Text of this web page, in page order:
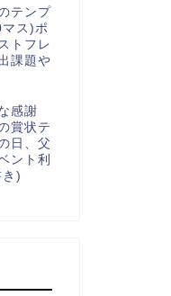
素材
テンプ
ス)ポ
トフレ
課題や
感謝
賞状テ
日、父
ント利
)